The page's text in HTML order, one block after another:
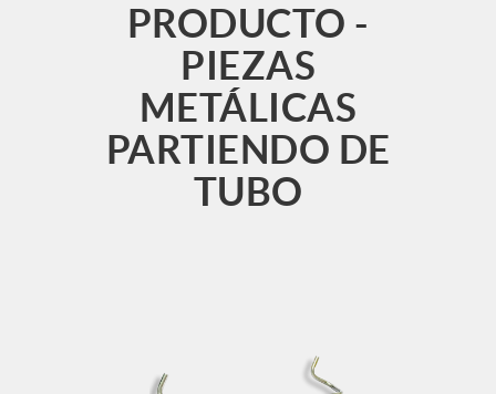
PRODUCTO -
PIEZAS
METÁLICAS
PARTIENDO DE
TUBO